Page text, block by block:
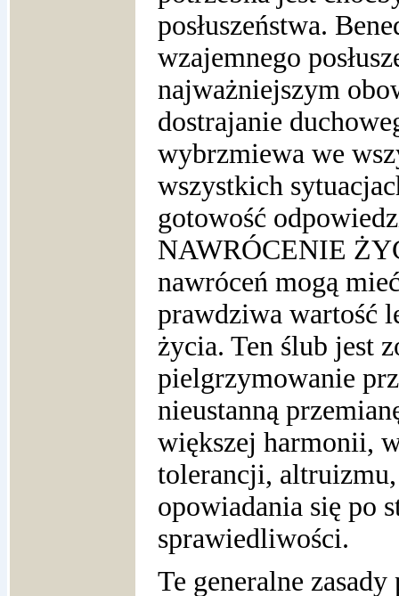
posłuszeństwa.
wzajemnego
najważniejszym
dostrajanie
wybrzmiewa we
wszystkich
gotowość
NAWRÓCENIE
nawróceń mogą
prawdziwa wartość
życia. Ten ślub jest
pielgrzymowanie
nieustanną
większej harmonii,
tolerancji,
opowiadania się po
sprawiedliwości.
Te generalne